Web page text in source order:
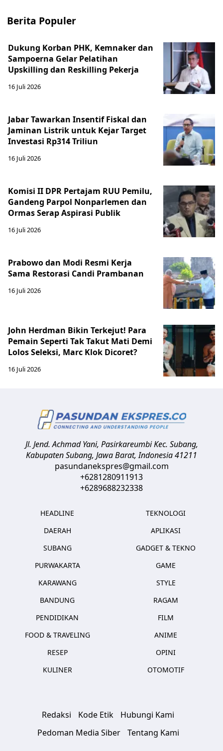
Berita Populer
Dukung Korban PHK, Kemnaker dan
Sampoerna Gelar Pelatihan
Upskilling dan Reskilling Pekerja
16 Juli 2026
Jabar Tawarkan Insentif Fiskal dan
Jaminan Listrik untuk Kejar Target
Investasi Rp314 Triliun
16 Juli 2026
Komisi II DPR Pertajam RUU Pemilu,
Gandeng Parpol Nonparlemen dan
Ormas Serap Aspirasi Publik
16 Juli 2026
Prabowo dan Modi Resmi Kerja
Sama Restorasi Candi Prambanan
16 Juli 2026
John Herdman Bikin Terkejut! Para
Pemain Seperti Tak Takut Mati Demi
Lolos Seleksi, Marc Klok Dicoret?
16 Juli 2026
Jl. Jend. Achmad Yani, Pasirkareumbi Kec. Subang,
Kabupaten Subang, Jawa Barat,Indonesia41211
pasundanekspres@gmail.com
+6281280911913
+6289688232338
HEADLINE
DAERAH
SUBANG
PURWAKARTA
KARAWANG
BANDUNG
PENDIDIKAN
FOOD & TRAVELING
RESEP
KULINER
TEKNOLOGI
APLIKASI
GADGET & TEKNO
GAME
STYLE
RAGAM
FILM
ANIME
OPINI
OTOMOTIF
Redaksi Kode Etik
Hubungi Kami
Pedoman Media Siber
Tentang Kami